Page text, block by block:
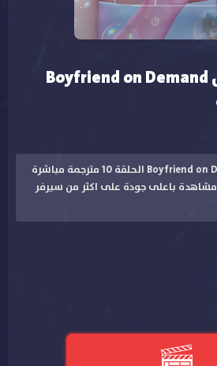
مشاهدة مسلسل Boyfriend on Demand
مشاهدة مسلسل Boyfriend on Demand الحلقة 10 مترجمة مباشرة
مشاهدة باعلى جودة على اكثر من سيرفر